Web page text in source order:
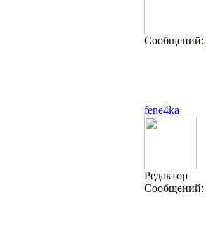
Сообщений:
fene4ka
Редактор
Сообщений: